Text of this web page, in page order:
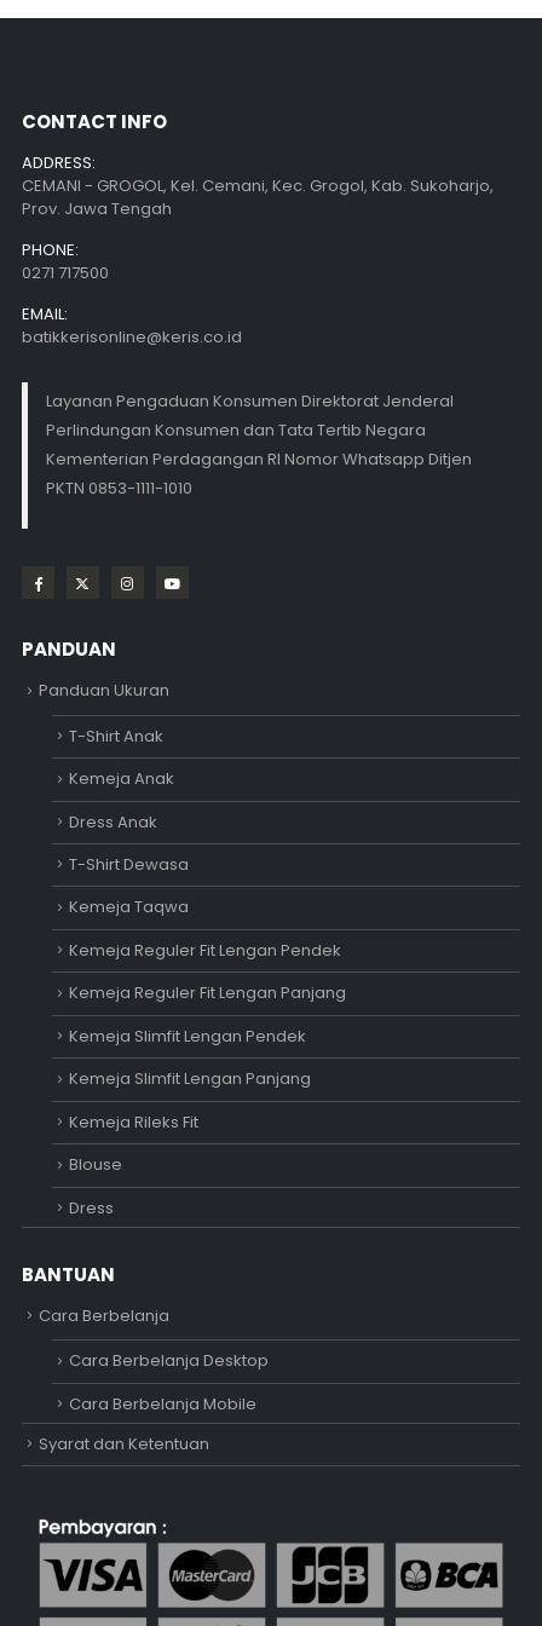
CONTACT INFO
ADDRESS:
CEMANI - GROGOL, Kel. Cemani, Kec. Grogol, Kab. Sukoharjo,
Prov. Jawa Tengah
PHONE:
0271 717500
EMAIL:
batikkerisonline@keris.co.id
Layanan Pengaduan Konsumen Direktorat Jenderal
Perlindungan Konsumen dan Tata Tertib Negara
Kementerian Perdagangan RI Nomor Whatsapp Ditjen
PKTN 0853-1111-1010
PANDUAN
Panduan Ukuran
T-Shirt Anak
Kemeja Anak
Dress Anak
T-Shirt Dewasa
Kemeja Taqwa
Kemeja Reguler Fit Lengan Pendek
Kemeja Reguler Fit Lengan Panjang
Kemeja Slimfit Lengan Pendek
Kemeja Slimfit Lengan Panjang
Kemeja Rileks Fit
Blouse
Dress
BANTUAN
Cara Berbelanja
Cara Berbelanja Desktop
Cara Berbelanja Mobile
Syarat dan Ketentuan